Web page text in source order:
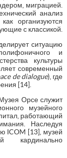
миграцией.
анализ
организуются
с классикой.
ситуацию
и
культуры
современный
de dialogue), где
[14].
Орсе служит
музейного
работающий
Наследуя
ICOM [13], музей